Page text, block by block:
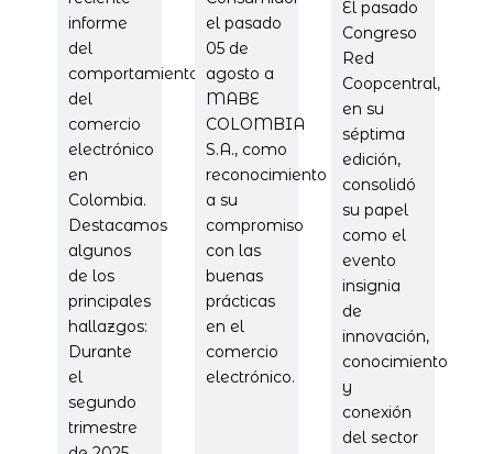
informe
del
comportamiento
del
comercio
electrónico
en
Colombia.
Destacamos
algunos
de los
principales
hallazgos:
Durante
el
segundo
trimestre
el pasado
05 de
agosto a
MABE
COLOMBIA
S.A., como
reconocimiento
a su
compromiso
con las
buenas
prácticas
en el
comercio
electrónico.
El pasado
Congreso
Red
Coopcentral,
en su
séptima
edición,
consolidó
su papel
como el
evento
insignia
de
innovación,
conocimiento
y
conexión
del sector